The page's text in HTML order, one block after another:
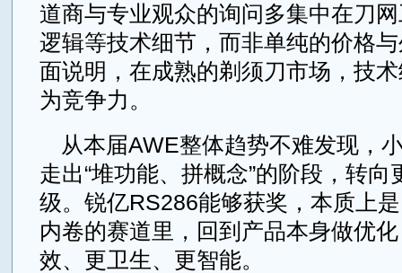
道商与专业观众的询问多集中在刀
逻辑等技术细节，而非单纯的价格
面说明，在成熟的剃须刀市场，技
为竞争力。
从本届AWE整体趋势不难发现，
走出“堆功能、拼概念”的阶段，转向
级。锐亿RS286能够获奖，本质上
内卷的赛道里，回到产品本身做优
效、更卫生、更智能。